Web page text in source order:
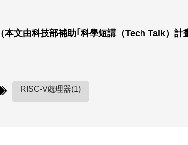
（本文由科技部補助｢科學短講（Tech Talk）計
RISC-V處理器(1)